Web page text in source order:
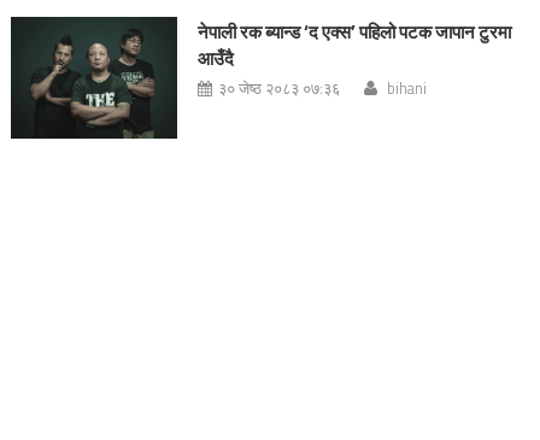
नेपाली रक ब्यान्ड ‘द एक्स’ पहिलो पटक जापान टुरमा
आउँदै
३० जेष्ठ २०८३ ०७:३६ bihani